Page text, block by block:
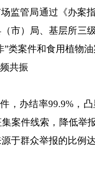
监管局通过 《办案
市）局、基层所三
”类案件和食用植物
共振
，办结率99.9%，凸
案件线索，降低举
于群众举报的比例达